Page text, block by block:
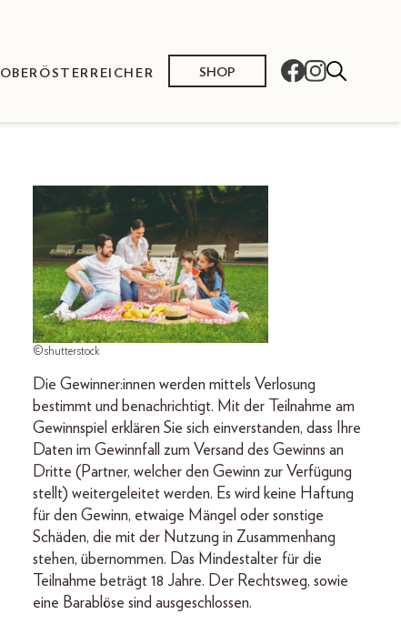
OBERÖSTERREICHER SHOP
©shutterstock
Die Gewinner:innen werden mittels Verlosung
bestimmt und benachrichtigt. Mit der Teilnahme am
Gewinnspiel erklären Sie sich einverstanden, dass Ihre
Daten im Gewinnfall zum Versand des Gewinns an
Dritte (Partner, welcher den Gewinn zur Verfügung
stellt) weitergeleitet werden. Es wird keine Haftung
für den Gewinn, etwaige Mängel oder sonstige
Schäden, die mit der Nutzung in Zusammenhang
stehen, übernommen. Das Mindestalter für die
Teilnahme beträgt 18 Jahre. Der Rechtsweg, sowie
eine Barablöse sind ausgeschlossen.